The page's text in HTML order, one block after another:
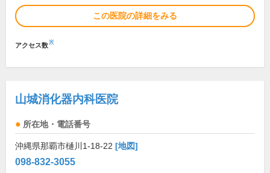
この医院の詳細をみる
アクセス数※
山城消化器内科医院
所在地・電話番号
沖縄県那覇市樋川1-18-22 [地図]
098-832-3055